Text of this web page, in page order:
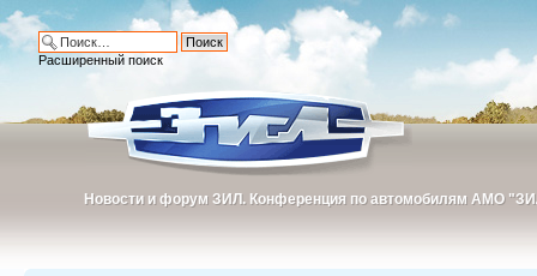
Новости и форум ЗИЛ. Конференция по автомобилям АМО
Новости и форум ЗИЛ. Конференция по автомобилям АМО
Расширенный поиск